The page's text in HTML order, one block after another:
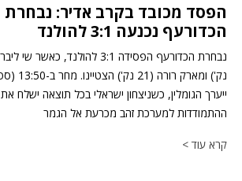
הפסד מכובד בקרב אדיר: נבחרת
הכדורעף נכנעה 3:1 להולנד
ייערך הגומלין, כשניצחון ישראלי בכל תוצאה ישלח את
ההתמודדות למערכת זהב מכרעת אל הגמר
קרא עוד >